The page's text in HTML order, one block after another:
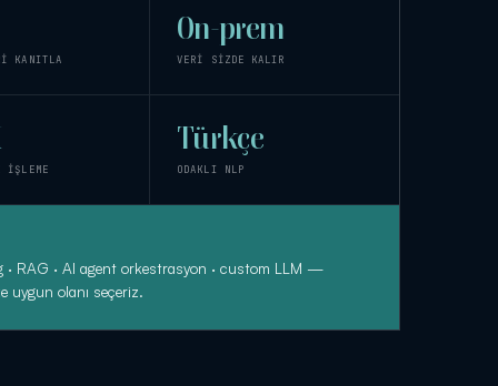
KANITLA
On-prem
VERİ SİZDE KALIR
İŞLEME
Türkçe
ODAKLI NLP
· RAG · AI agent orkestrasyon · custom LLM —
uygun olanı seçeriz.